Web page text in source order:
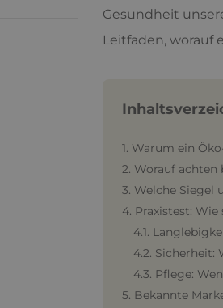
Gesundheit
Leitfaden, worauf
1. Warum ein
2. Worauf
3. Welche
4. Praxistest:
4.1.
4.2. Sicherheit:
4.3. Pflege:
5. Bekannte